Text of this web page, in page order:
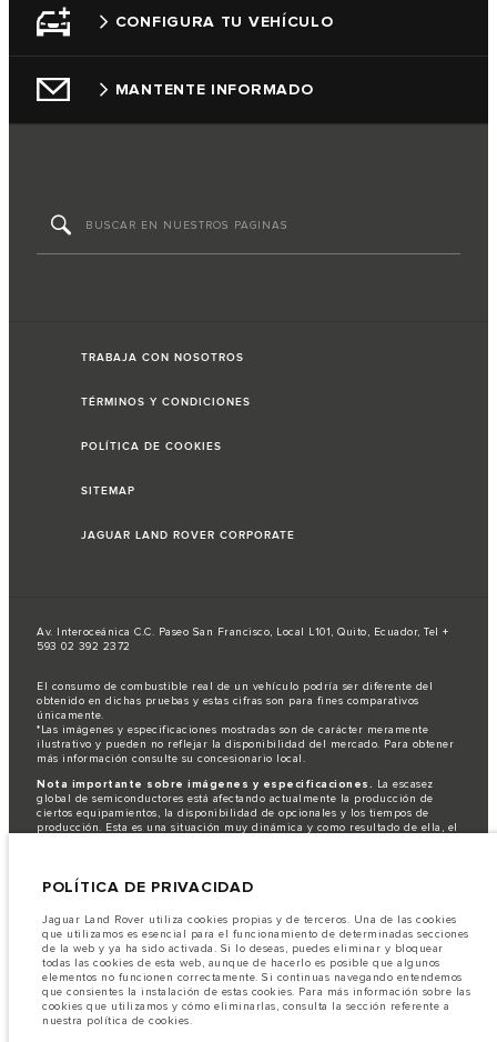
CONFIGURA TU VEHÍCULO
MANTENTE INFORMADO
TRABAJA CON NOSOTROS
TÉRMINOS Y CONDICIONES
POLÍTICA DE COOKIES
SITEMAP
JAGUAR LAND ROVER CORPORATE
Av. Interoceánica C.C. Paseo San Francisco, Local L101, Quito, Ecuador, Tel +
593 02 392 2372
El consumo de combustible real de un vehículo podría ser diferente del
obtenido en dichas pruebas y estas cifras son para fines comparativos
únicamente.
*Las imágenes y especificaciones mostradas son de carácter meramente
ilustrativo y pueden no reflejar la disponibilidad del mercado. Para obtener
más información consulte su concesionario local.
Nota importante sobre imágenes y especificaciones. La escasez
global de semiconductores está afectando actualmente la producción de
ciertos equipamientos, la disponibilidad de opcionales y los tiempos de
producción. Esta es una situación muy dinámica y como resultado de ella, el
distribuidor de su preferencia, quien podrá dar a conocer las restricciones
únicamente en las especificaciones e imágenes mostradas en este sitio web.
Jaguar Land Rover Limited busca constantemente nuevas formas de mejorar
las especificaciones, el diseño y la producción de sus vehículos, piezas y
accesorios, por lo que se producen modificaciones de forma continua y sin
previo aviso. Según el modelo, algunas funciones serán opcionales o
vendrán incluidas de serie. La información, las especificaciones, los motores
y los colores que aparecen en esta página web se basan en las
especificaciones europeas. Estos pueden variar en función del mercado y
POLÍTICA DE PRIVACIDAD
Jaguar Land Rover utiliza cookies propias y de terceros. Una de las cookies
que utilizamos es esencial para el funcionamiento de determinadas secciones
de la web y ya ha sido activada. Si lo deseas, puedes eliminar y bloquear
todas las cookies de esta web, aunque de hacerlo es posible que algunos
elementos no funcionen correctamente. Si continuas navegando entendemos
que consientes la instalación de estas cookies. Para más información sobre las
cookies que utilizamos y cómo eliminarlas, consulta la sección referente a
nuestra política de cookies.